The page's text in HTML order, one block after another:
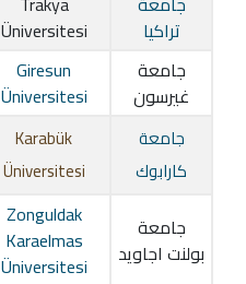
تراكيا
Üniversitesi
جامعة
غيرسون
Giresun
Üniversitesi
جامعة
كارابوك
Karabük
Üniversitesi
جامعة
بولنت اجاويد
Zonguldak
Karaelmas
Üniversitesi